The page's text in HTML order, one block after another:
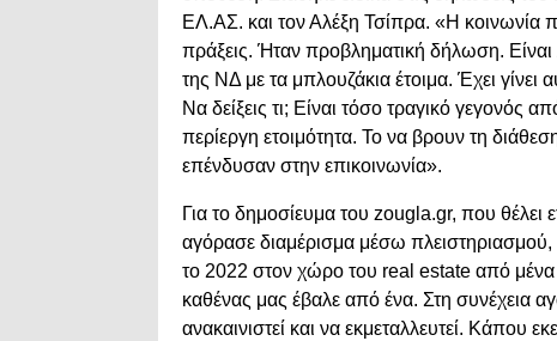
ΕΛ.ΑΣ. και τον Αλέξη Τσίπρα. «Η κοινωνία
πράξεις. Ήταν προβληματική δήλωση. Είναι
της ΝΔ με τα μπλουζάκια έτοιμα. Έχει
Να δείξεις τι; Είναι τόσο τραγικό γεγονός
περίεργη ετοιμότητα. Το να βρουν τη
επένδυσαν στην επικοινωνία».
Για το δημοσίευμα του zougla.gr, που θέλει
αγόρασε διαμέρισμα μέσω πλειστηριασμού,
το 2022 στον χώρο του real estate από μένα
καθένας μας έβαλε από ένα. Στη συνέχεια
ανακαινιστεί και να εκμεταλλευτεί. Κάπου